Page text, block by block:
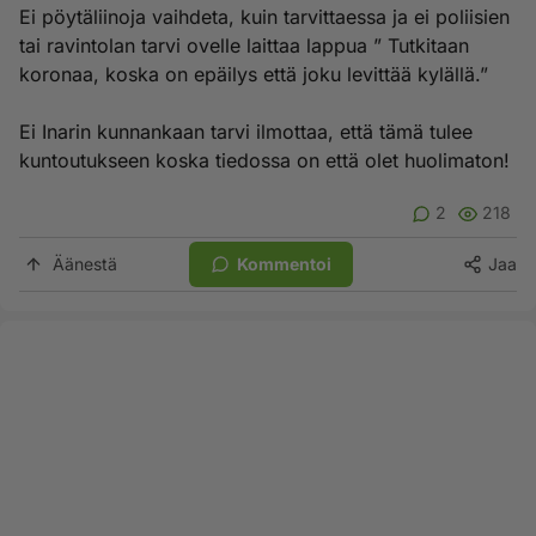
Ei pöytäliinoja vaihdeta, kuin tarvittaessa ja ei poliisien
tai ravintolan tarvi ovelle laittaa lappua ” Tutkitaan
koronaa, koska on epäilys että joku levittää kylällä.”
Ei Inarin kunnankaan tarvi ilmottaa, että tämä tulee
kuntoutukseen koska tiedossa on että olet huolimaton!
2 218
Äänestä Kommentoi Jaa